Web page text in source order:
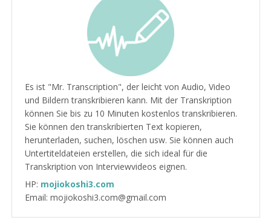
Es ist "Mr. Transcription", der leicht von Audio, Video
und Bildern transkribieren kann. Mit der Transkription
können Sie bis zu 10 Minuten kostenlos transkribieren.
Sie können den transkribierten Text kopieren,
herunterladen, suchen, löschen usw. Sie können auch
Untertiteldateien erstellen, die sich ideal für die
Transkription von Interviewvideos eignen.
HP: mojiokoshi3.com
Email: mojiokoshi3.com@gmail.com